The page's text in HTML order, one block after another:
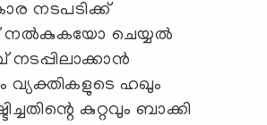
നടപടിക്ക്
നല്‍കുകയോ ചെയ്യല്‍
വ്യക്തികളുടെ ഹഖും
കുറ്റവും ബാക്കി